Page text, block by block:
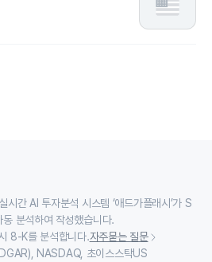
시간 AI 투자분석 시스템 ‘애드가플래시’가 S
분석하여 작성했습니다.
8-K를 분석합니다.자주묻는 질문
NASDAQ, 초이스스탁US